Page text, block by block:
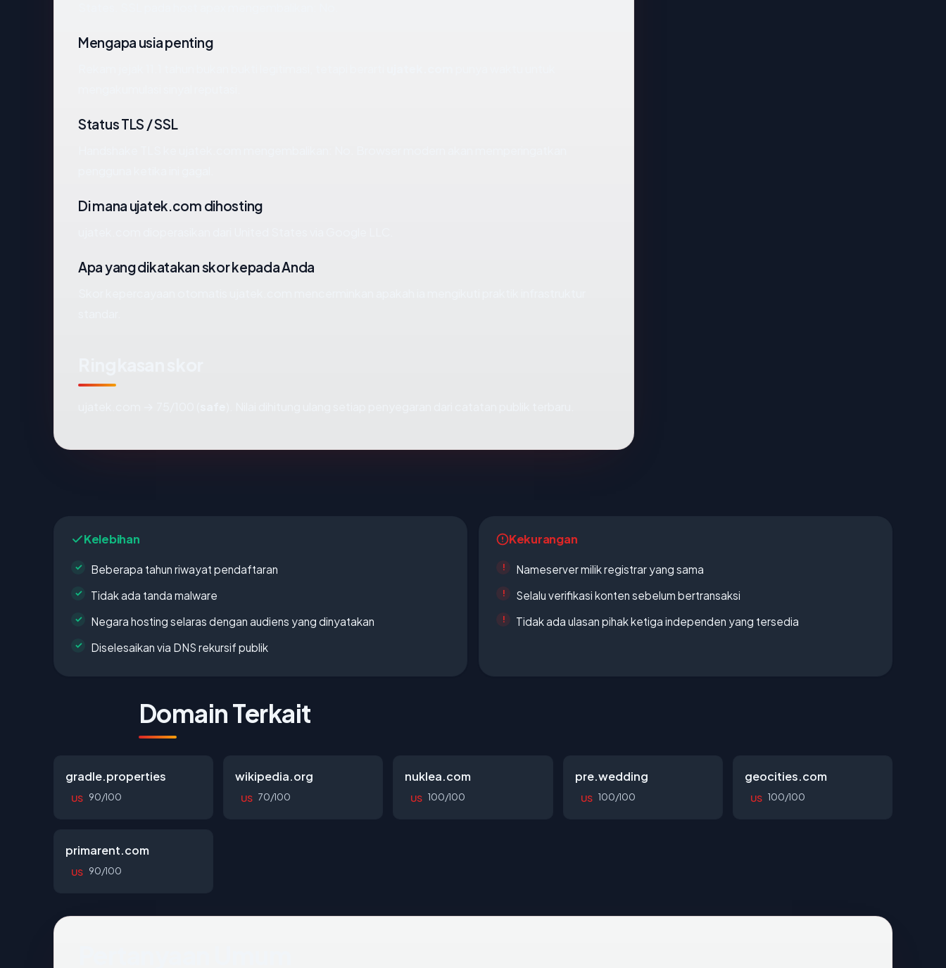
Mengapa usia penting
Status TLS / SSL
Di mana ujatek.com dihosting
Apa yang dikatakan skor kepada Anda
Kelebihan
Beberapa tahun riwayat pendaftaran
Tidak ada tanda malware
Negara hosting selaras dengan audiens yang dinyatakan
Diselesaikan via DNS rekursif publik
Kekurangan
Nameserver milik registrar yang sama
Selalu verifikasi konten sebelum bertransaksi
Tidak ada ulasan pihak ketiga independen yang tersedia
Domain Terkait
gradle.properties
US 90/100
wikipedia.org
US 70/100
nuklea.com
US 100/100
pre.wedding
US 100/100
geocities.com
US 100/100
primarent.com
US 90/100